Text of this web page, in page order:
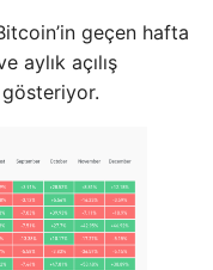
geçen hafta
aylık açılış